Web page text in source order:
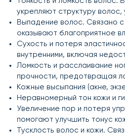
укрепляют структуру
Выпадение волос. Связано с
оказывают благоприятное
Сухость и потеря
внутренними, включая
Ломкость и расслаивание
прочности, предотвращая
Кожные высыпания (акне,
Неравномерный тон кожи и
Увеличение пор и потеря
помогают улучшить тонус
Тусклость волос и кожи.